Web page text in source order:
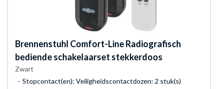
Brennenstuhl Comfort-Line Radiografisch
bediende schakelaarset stekkerdoos
Zwart
Stopcontact(en): Veiligheidscontactdozen: 2 stuk(s)